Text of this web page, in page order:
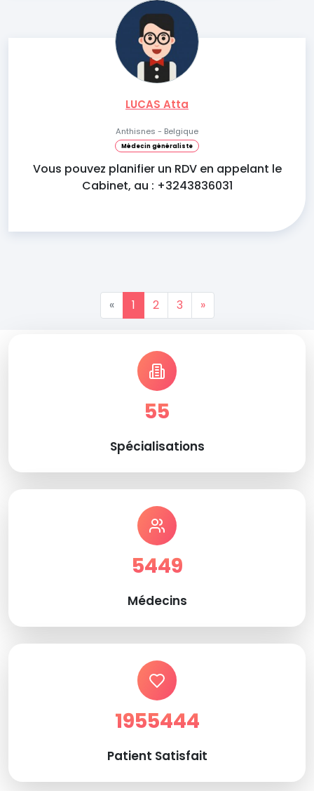
LUCAS Atta
Anthisnes - Belgique
Médecin généraliste
Vous pouvez planifier un RDV en appelant le
Cabinet, au : +3243836031
« 1 2 3 »
55
Spécialisations
5449
Médecins
1955444
Patient Satisfait